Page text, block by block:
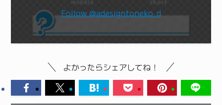
Follow @adesigntoneko_d
よかったらシェアしてね！